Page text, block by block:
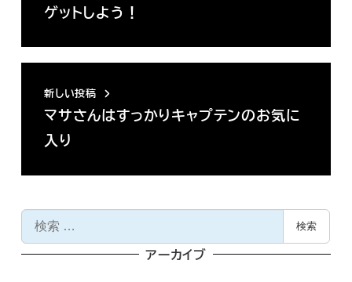
ゲットしよう！
新しい投稿
マサさんはすっかりキャプテンのお気に
入り
検
索
検索
アーカイブ